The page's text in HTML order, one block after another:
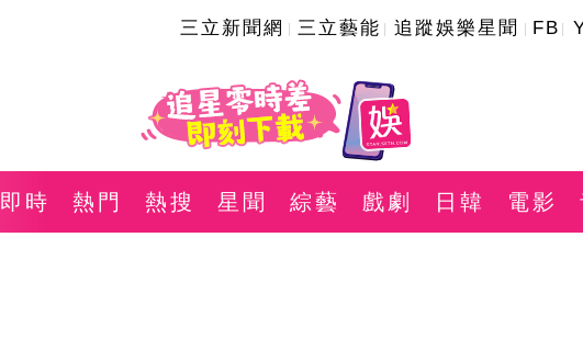
三立新聞網 三立藝能 追蹤娛樂星聞 FB
即時 熱門 熱搜 星聞 綜藝 戲劇 日韓 電影